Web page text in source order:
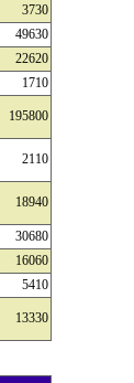
3730
49630
22620
1710
195800
2110
18940
30680
16060
5410
13330